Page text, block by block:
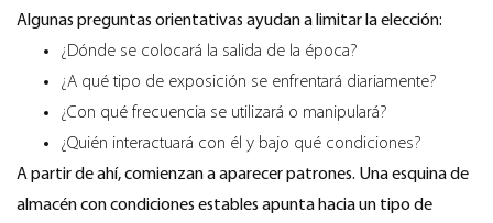
Algunas preguntas orientativas ayudan a limitar la elección:
¿Dónde se colocará la salida de la época?
¿A qué tipo de exposición se enfrentará diariamente?
¿Con qué frecuencia se utilizará o manipulará?
¿Quién interactuará con él y bajo qué condiciones?
A partir de ahí, comienzan a aparecer patrones. Una esquina de
almacén con condiciones estables apunta hacia un tipo de